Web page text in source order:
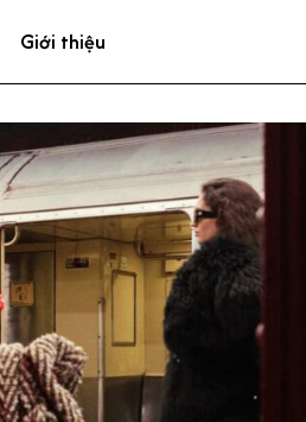
Giới thiệu